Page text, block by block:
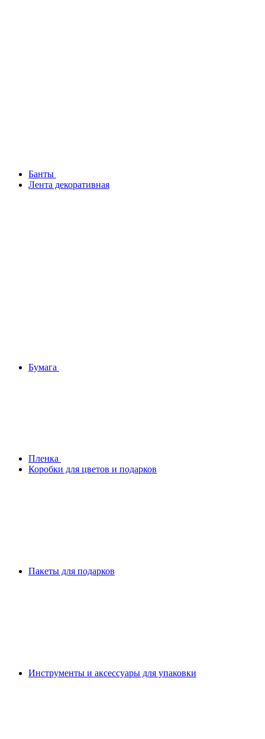
Банты
Лента декоративная
Бумага
Плeнка
Коробки для цветов и подарков
Пакеты для подарков
Инструменты и аксессуары для упаковки